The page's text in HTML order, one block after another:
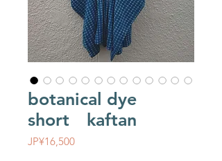
botanical dye
short kaftan
JP¥16,500가격